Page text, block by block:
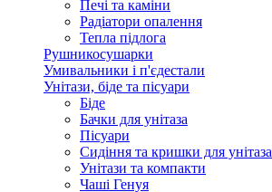
Печі та каміни
Радіатори опалення
Тепла підлога
Рушникосушарки
Умивальники і п'єдестали
Унітази, біде та пісуари
Біде
Бачки для унітаза
Пісуари
Сидіння та кришки для унітаза
Унітази та компакти
Чаші Генуя